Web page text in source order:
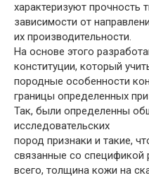
характеризуют прочность
зависимости от
их производительности.
На основе этого
конституции, который
породные особенности
границы определенных
Так, были определенны
исследовательских
пород признаки и такие,
связанные со
всего, толщина кожи на